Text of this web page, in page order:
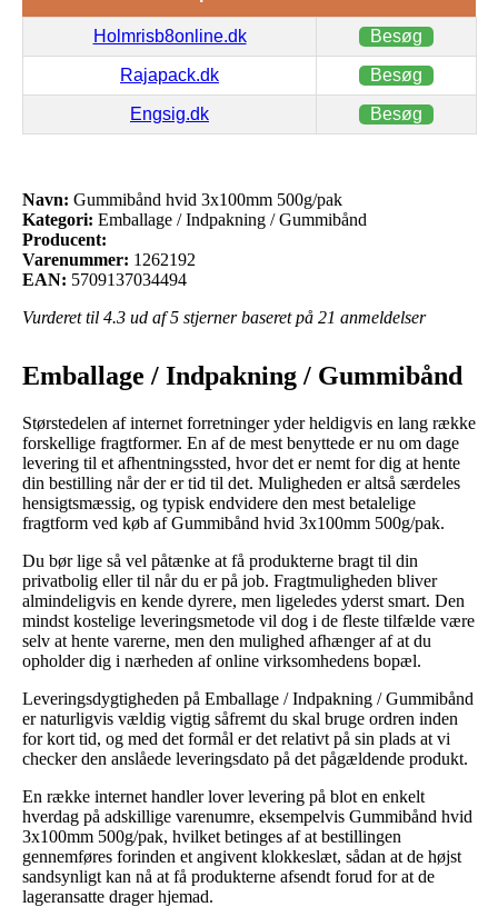
Holmrisb8online.dk Besøg
Rajapack.dk Besøg
Engsig.dk Besøg
Navn: Gummibånd hvid 3x100mm 500g/pak
Kategori: Emballage / Indpakning / Gummibånd
Producent:
Varenummer: 1262192
EAN: 5709137034494
Vurderet til 4.3 ud af 5 stjerner baseret på 21 anmeldelser
Emballage / Indpakning / Gummibånd
Størstedelen af internet forretninger yder heldigvis en lang række
forskellige fragtformer. En af de mest benyttede er nu om dage
levering til et afhentningssted, hvor det er nemt for dig at hente
din bestilling når der er tid til det. Muligheden er altså særdeles
hensigtsmæssig, og typisk endvidere den mest betalelige
fragtform ved køb af Gummibånd hvid 3x100mm 500g/pak.
Du bør lige så vel påtænke at få produkterne bragt til din
privatbolig eller til når du er på job. Fragtmuligheden bliver
almindeligvis en kende dyrere, men ligeledes yderst smart. Den
mindst kostelige leveringsmetode vil dog i de fleste tilfælde være
selv at hente varerne, men den mulighed afhænger af at du
opholder dig i nærheden af online virksomhedens bopæl.
Leveringsdygtigheden på Emballage / Indpakning / Gummibånd
er naturligvis vældig vigtig såfremt du skal bruge ordren inden
for kort tid, og med det formål er det relativt på sin plads at vi
checker den anslåede leveringsdato på det pågældende produkt.
En række internet handler lover levering på blot en enkelt
hverdag på adskillige varenumre, eksempelvis Gummibånd hvid
3x100mm 500g/pak, hvilket betinges af at bestillingen
gennemføres forinden et angivent klokkeslæt, sådan at de højst
sandsynligt kan nå at få produkterne afsendt forud for at de
lageransatte drager hjemad.